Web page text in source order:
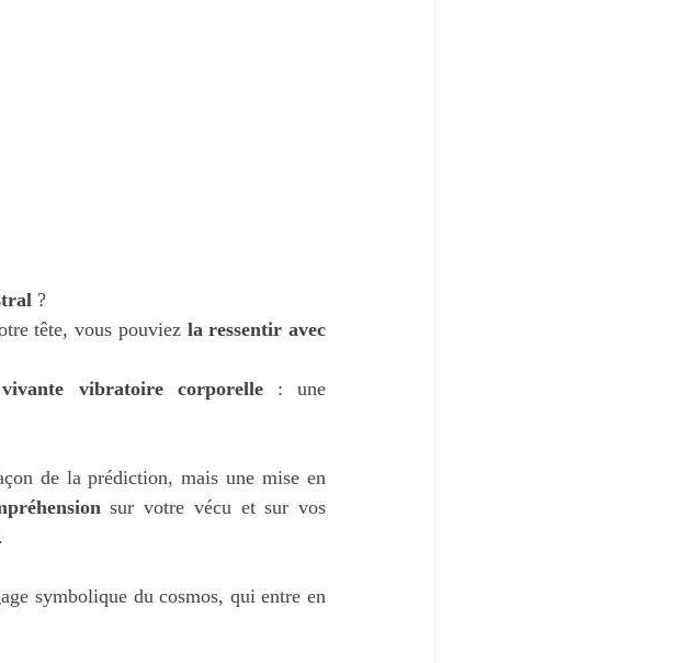
?
tête, vous pouviez la ressentir avec
vivante vibratoire corporelle
de la prédiction, mais une mise en
symbolique du cosmos, qui entre en